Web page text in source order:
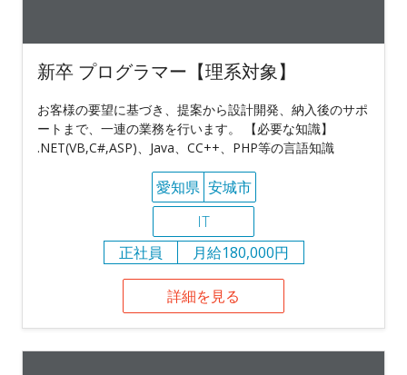
新卒 プログラマー【理系対象】
お客様の要望に基づき、提案から設計開発、納入後のサポ
ートまで、一連の業務を行います。 【必要な知識】
.NET(VB,C#,ASP)、Java、CC++、PHP等の言語知識
愛知県 安城市
IT
正社員
月給180,000円
詳細を見る